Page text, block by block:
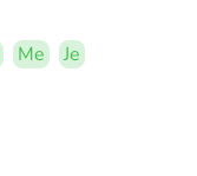
Me
Je